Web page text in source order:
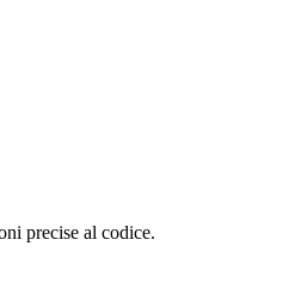
precise al codice.